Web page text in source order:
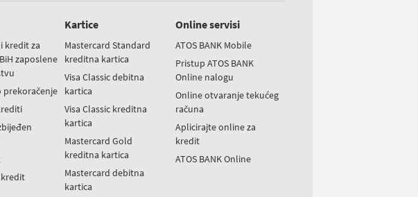
kredit za
zaposlene
prekoračenje
Kartice
Mastercard Standard
kreditna kartica
Visa Classic debitna
kartica
Visa Classic kreditna
kartica
Mastercard Gold
kreditna kartica
Mastercard debitna
kartica
Online servisi
ATOS BANK Mobile
Pristup ATOS BANK
Online nalogu
Online otvaranje tekućeg
računa
Aplicirajte online za
kredit
ATOS BANK Online